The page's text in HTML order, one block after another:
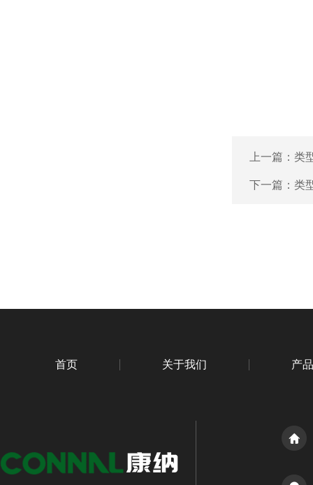
上一篇： 类
下一篇： 类
首页 关于我们 产